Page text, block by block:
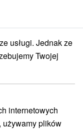
Ondavská vrchovina
usługi. Jednak ze
Twojej
internetowych
używamy plików